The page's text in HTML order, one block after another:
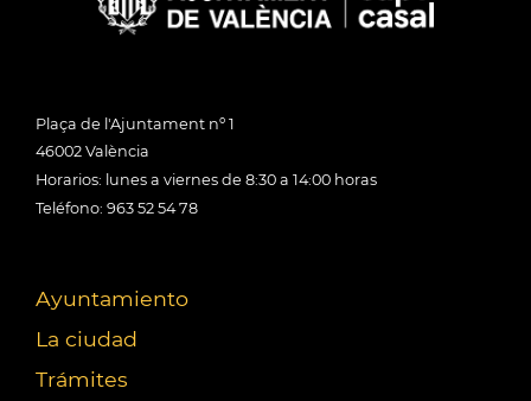
Plaça de l'Ajuntament nº 1
46002 València
Horarios: lunes a viernes de 8:30 a 14:00 horas
Teléfono: 963 52 54 78
Ayuntamiento
La ciudad
Trámites